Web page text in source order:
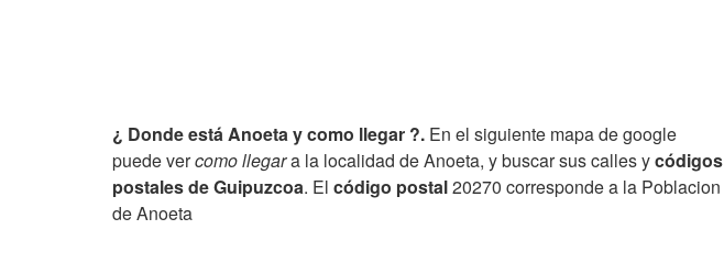
¿ Donde está Anoeta y como llegar ?. En el siguiente mapa de google
puede vercomo llegara la localidad de Anoeta, y buscar sus calles ycódigos
postales de Guipuzcoa. El código postal20270 corresponde a la Poblacion
de Anoeta